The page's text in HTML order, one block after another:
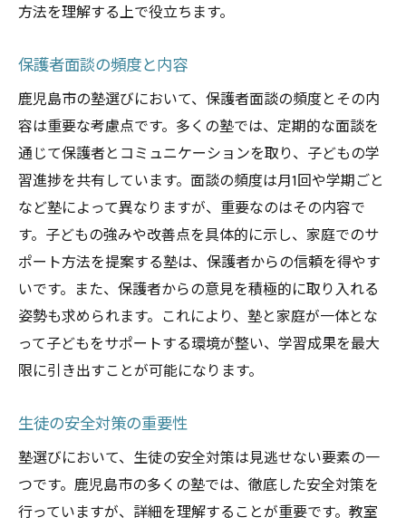
方法を理解する上で役立ちます。
保護者面談の頻度と内容
鹿児島市の塾選びにおいて、保護者面談の頻度とその内
容は重要な考慮点です。多くの塾では、定期的な面談を
通じて保護者とコミュニケーションを取り、子どもの学
習進捗を共有しています。面談の頻度は月1回や学期ごと
など塾によって異なりますが、重要なのはその内容で
す。子どもの強みや改善点を具体的に示し、家庭でのサ
ポート方法を提案する塾は、保護者からの信頼を得やす
いです。また、保護者からの意見を積極的に取り入れる
姿勢も求められます。これにより、塾と家庭が一体とな
って子どもをサポートする環境が整い、学習成果を最大
限に引き出すことが可能になります。
生徒の安全対策の重要性
塾選びにおいて、生徒の安全対策は見逃せない要素の一
つです。鹿児島市の多くの塾では、徹底した安全対策を
行っていますが、詳細を理解することが重要です。教室